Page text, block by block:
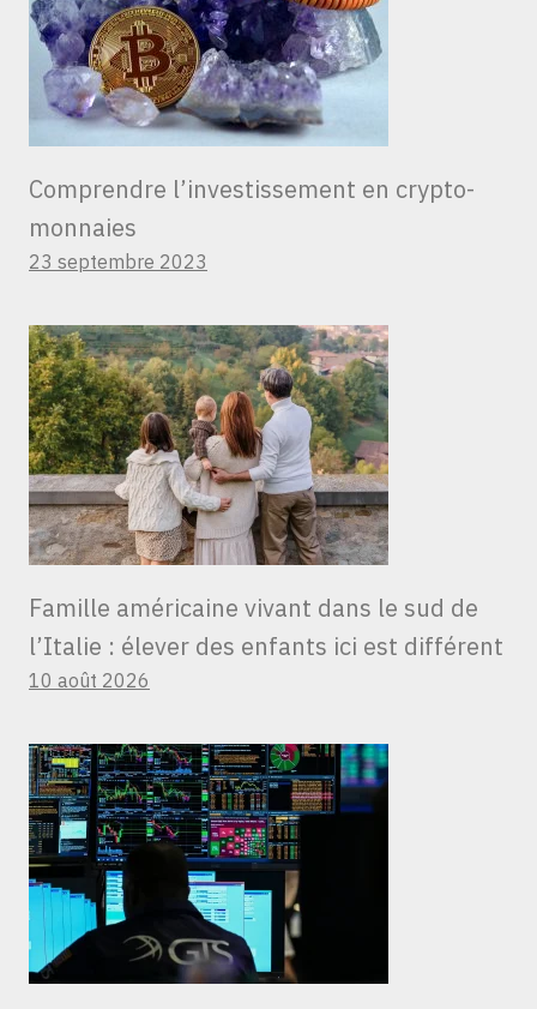
Comprendre l’investissement en crypto-
monnaies
23 septembre 2023
Famille américaine vivant dans le sud de
l’Italie : élever des enfants ici est différent
10 août 2026